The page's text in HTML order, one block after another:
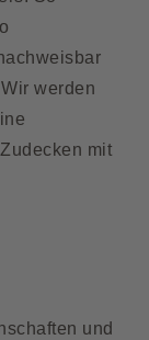
werden
mit
und